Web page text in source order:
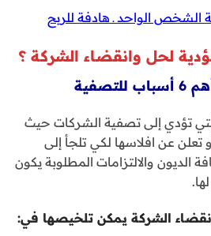
الواحد ـ هادفة للربح
لحل وانقضاء الشركة ؟
تؤدي إلى تصفية الشركات حيث
تعلن عن افلاسها لكي تلجأ إلى
الديون والالتزامات المطلوبة يكون
الشركة يمكن تلخيصها في: